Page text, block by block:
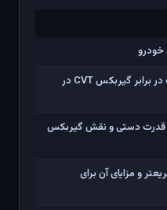
خودرو
مقایسه عملکرد گیربکس اتوماتیک در برابر گیربکس CVT در
قدرت دستی و نقش گیربکس
و مزایای آن برای